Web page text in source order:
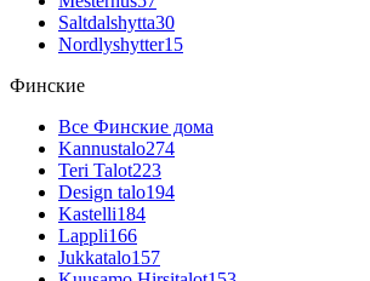
Saltdalshytta30
Nordlyshytter15
Финские
Все Финские дома
Kannustalo274
Teri Talot223
Design talo194
Kastelli184
Lappli166
Jukkatalo157